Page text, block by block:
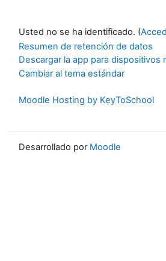
Usted no se ha identificado. (
Resumen de retención de datos
Descargar la app para dispositivos
Cambiar al tema estándar
Moodle Hosting by KeyToSchool
Desarrollado por Moodle